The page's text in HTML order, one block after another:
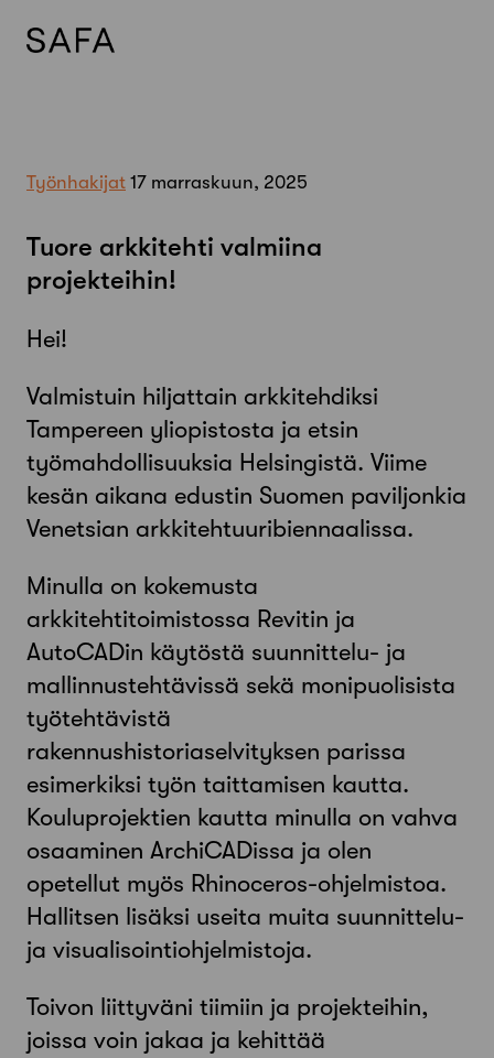
Työnhakijat 17 marraskuun, 2025
Tuore arkkitehti valmiina
projekteihin!
Hei!
Valmistuin hiljattain arkkitehdiksi
Tampereen yliopistosta ja etsin
työmahdollisuuksia Helsingistä. Viime
kesän aikana edustin Suomen paviljonkia
Venetsian arkkitehtuuribiennaalissa.
Minulla on kokemusta
arkkitehtitoimistossa Revitin ja
AutoCADin käytöstä suunnittelu- ja
mallinnustehtävissä sekä monipuolisista
työtehtävistä
rakennushistoriaselvityksen parissa
esimerkiksi työn taittamisen kautta.
Kouluprojektien kautta minulla on vahva
osaaminen ArchiCADissa ja olen
opetellut myös Rhinoceros-ohjelmistoa.
Hallitsen lisäksi useita muita suunnittelu-
ja visualisointiohjelmistoja.
Toivon liittyväni tiimiin ja projekteihin,
joissa voin jakaa ja kehittää